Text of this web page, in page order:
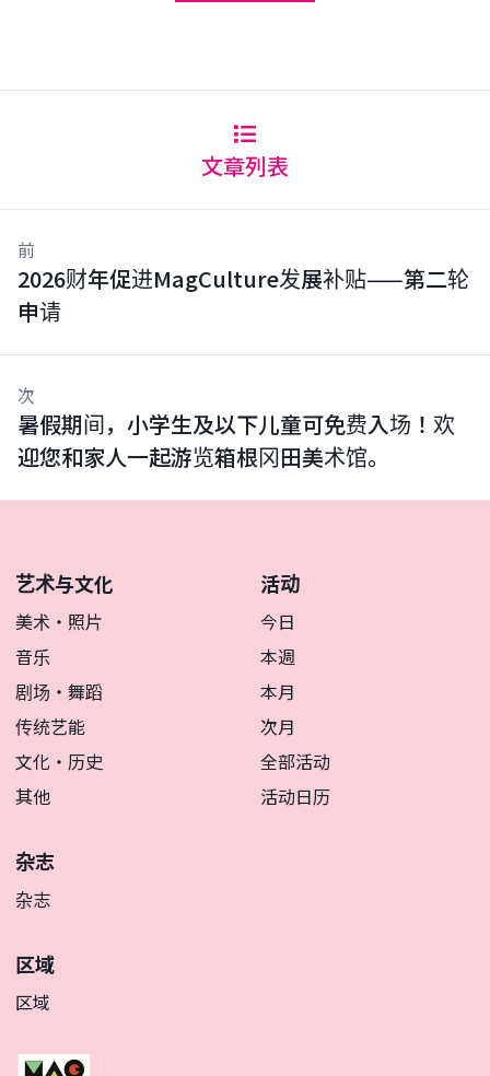
文章列表
前
2026财年促进MagCulture发展补贴——第二轮
申请
次
暑假期间，小学生及以下儿童可免费入场！欢
迎您和家人一起游览箱根冈田美术馆。
艺术与文化
美术・照片
音乐
剧场・舞蹈
传统艺能
文化・历史
其他
活动
今日
本週
本月
次月
全部活动
活动日历
杂志
杂志
区域
区域